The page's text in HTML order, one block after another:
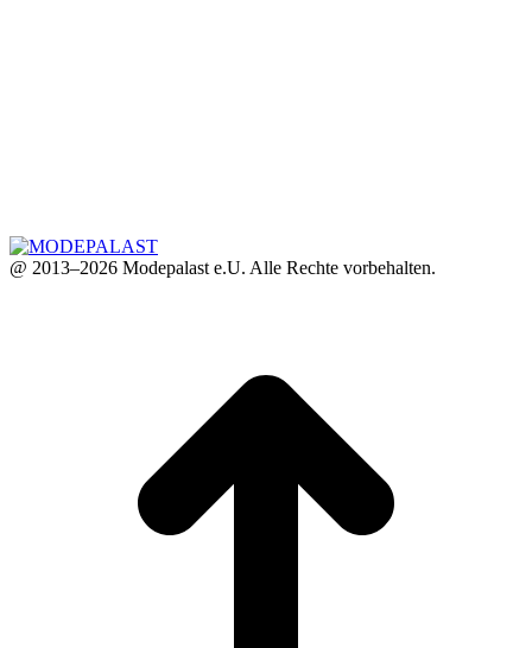
@ 2013–2026 Modepalast e.U. Alle Rechte vorbehalten.